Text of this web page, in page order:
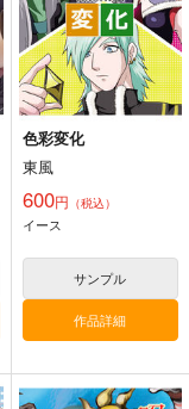
色彩変化
東風
600円 （税込）
イース
サンプル
作品詳細